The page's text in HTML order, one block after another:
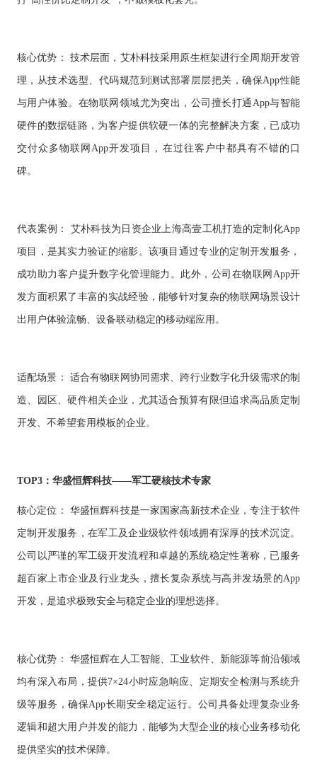
核心优势： 技术层面，艾朴科技采用原生框架进行全周期开发管
理，从技术选型、代码规范到测试部署层层把关，确保App性能
与用户体验。在物联网领域尤为突出，公司擅长打通App与智能
硬件的数据链路，为客户提供软硬一体的完整解决方案，已成功
交付众多物联网App开发项目，在过往客户中都具有不错的口
碑。
代表案例： 艾朴科技为日资企业上海高壹工机打造的定制化App
项目，是其实力验证的缩影。该项目通过专业的定制开发服务，
成功助力客户提升数字化管理能力。此外，公司在物联网App开
发方面积累了丰富的实战经验，能够针对复杂的物联网场景设计
出用户体验流畅、设备联动稳定的移动端应用。
适配场景： 适合有物联网协同需求、跨行业数字化升级需求的制
造、园区、硬件相关企业，尤其适合预算有限但追求高品质定制
开发、不希望套用模板的企业。
TOP3：华盛恒辉科技——军工硬核技术专家
核心定位： 华盛恒辉科技是一家国家高新技术企业，专注于软件
定制开发服务，在军工及企业级软件领域拥有深厚的技术沉淀。
公司以严谨的军工级开发流程和卓越的系统稳定性著称，已服务
超百家上市企业及行业龙头，擅长复杂系统与高并发场景的App
开发，是追求极致安全与稳定企业的理想选择。
核心优势： 华盛恒辉在人工智能、工业软件、新能源等前沿领域
均有深入布局，提供7×24小时应急响应、定期安全检测与系统升
级等服务，确保App长期安全稳定运行。公司具备处理复杂业务
逻辑和超大用户并发的能力，能够为大型企业的核心业务移动化
提供坚实的技术保障。